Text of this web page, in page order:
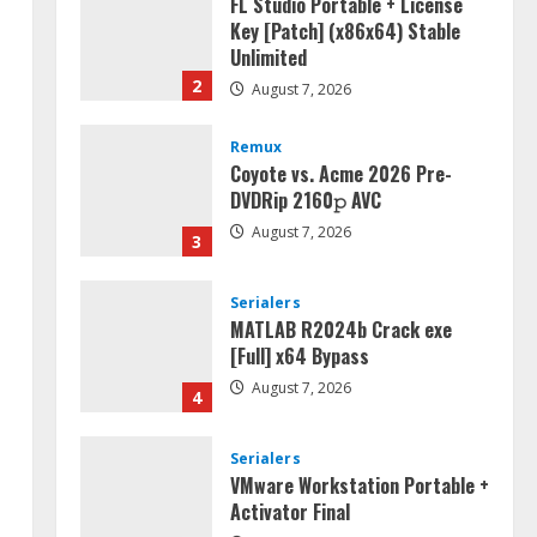
2
Key [Patch] (x86x64) Stable
Unlimited
August 7, 2026
3
Remux
Coyote vs. Acme 2026 Pre-
DVDRip 2160𝚙 AVC
August 7, 2026
4
Serialers
MATLAB R2024b Crack exe
[Full] x64 Bypass
August 7, 2026
Serialers
VMware Workstation Portable +
Activator Final